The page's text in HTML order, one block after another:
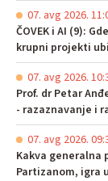
07. avg 2026.
ČOVEK i AI (9):
krupni projekti
07. avg 2026.
Prof. dr Petar
- razaznavanje i
07. avg 2026.
Kakva generalna
Partizanom, igra